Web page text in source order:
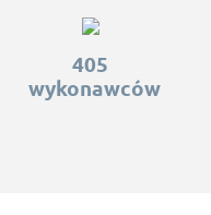
405
wykonawców